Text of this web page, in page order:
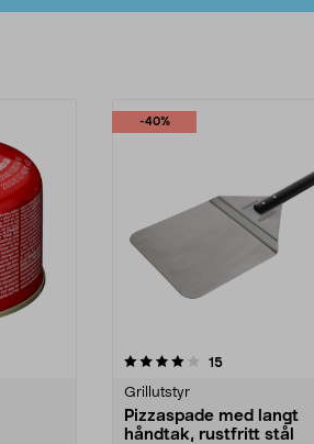
-40%
15anmeldelser
Grillutstyr
Pizzaspade med langt
håndtak, rustfritt stål
4.5 av 5 stjerner